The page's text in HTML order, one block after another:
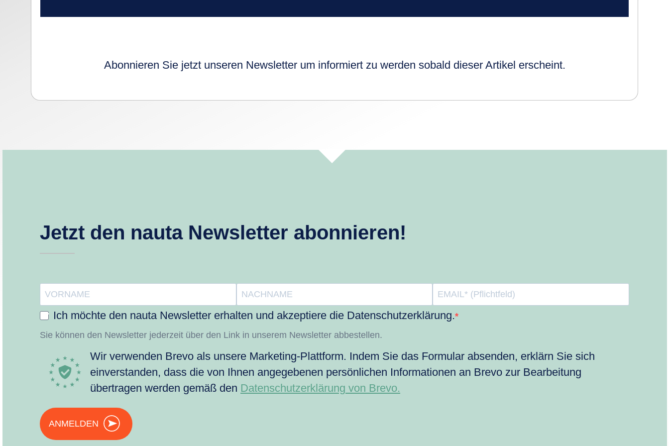
Abonnieren Sie jetzt unseren Newsletter um informiert zu werden sobald dieser Artikel erscheint.
Jetzt den nauta Newsletter abonnieren!
Ich möchte den nauta Newsletter erhalten und akzeptiere die Datenschutzerklärung.
Sie können den Newsletter jederzeit über den Link in unserem Newsletter abbestellen.
Wir verwenden Brevo als unsere Marketing-Plattform. Indem Sie das Formular absenden, erklärn Sie sich
einverstanden, dass die von Ihnen angegebenen persönlichen Informationen an Brevo zur Bearbeitung
übertragen werden gemäß den Datenschutzerklärung von Brevo.
ANMELDEN